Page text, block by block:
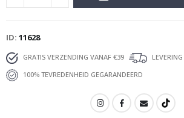
ID 11628
GRATIS VERZENDING VANAF €39
100% TEVREDENHEID GEGARANDEERD